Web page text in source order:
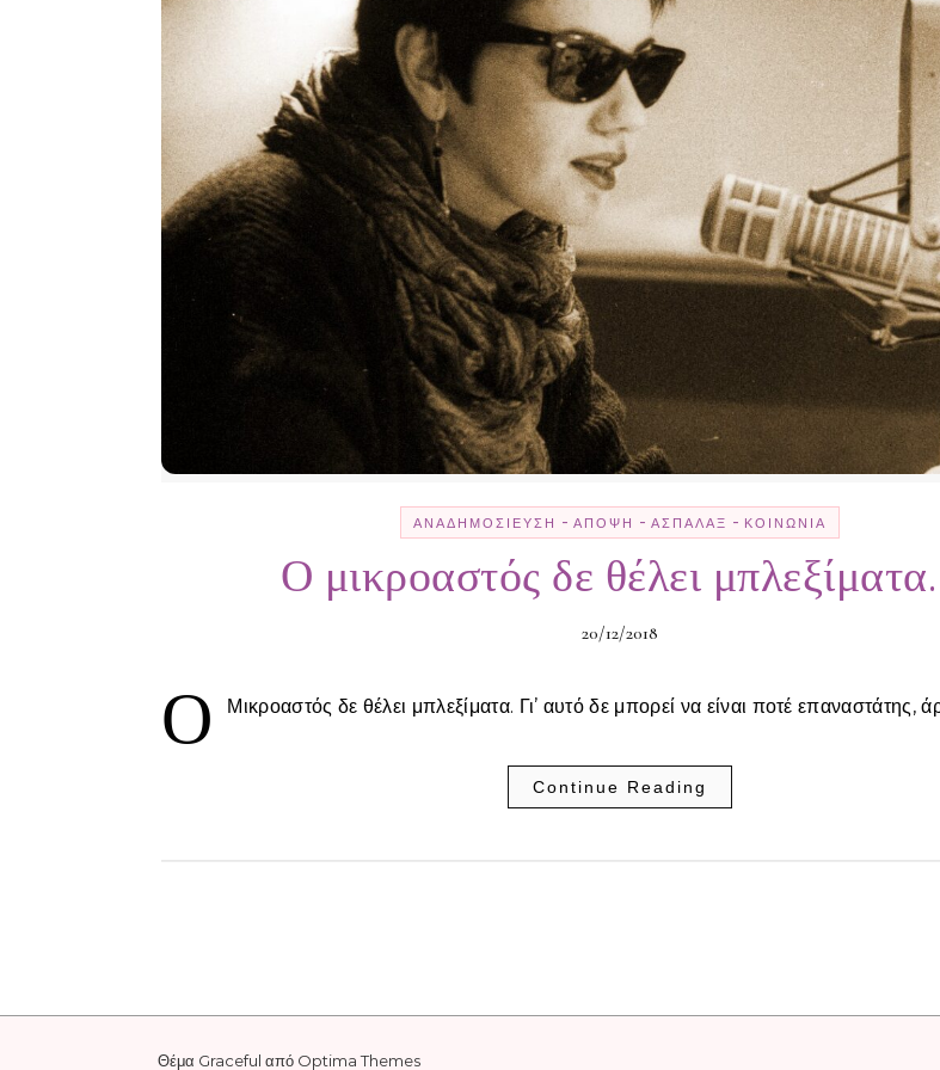
ΑΝΑΔΗΜΟΣΊΕΥΣΗ - ΆΠΟΨΗ - ΑΣΠΆΛΑΞ - ΚΟΙΝΩΝΊΑ
Ο μικροαστός δε θέλει
20/12/2018
Ο Μικροαστός δε θέλει μπλεξίματα. Γι’ αυτό δε μπορεί να είναι ποτέ επαναστάτης,
Continue Reading
Θέμα Graceful από Optima Themes